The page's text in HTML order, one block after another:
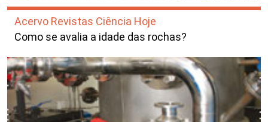
Acervo Revistas Ciência Hoje
Como se avalia a idade das rochas?